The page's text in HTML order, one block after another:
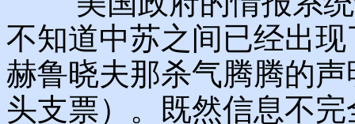
不知道中苏之间已经出
赫鲁晓夫那杀气腾腾的
头支票）。既然信息不